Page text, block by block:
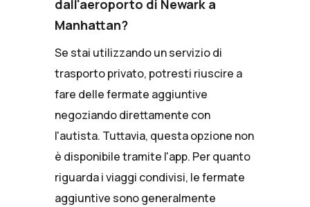
dall'aeroporto di Newark a
Manhattan?
Se stai utilizzando un servizio di
trasporto privato, potresti riuscire a
fare delle fermate aggiuntive
negoziando direttamente con
l'autista. Tuttavia, questa opzione non
è disponibile tramite l'app. Per quanto
riguarda i viaggi condivisi, le fermate
aggiuntive sono generalmente